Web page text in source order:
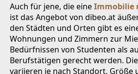
Auch für jene, die eineImmobilie
ist das Angebot von dibeo.at
den Städten und Orten gibt es
Wohnungen und Zimmern zur
Bedürfnissen von Studenten als
Berufstätigen gerecht werden.
variieren je nach Standort, Größe